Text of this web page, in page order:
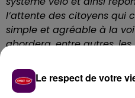
l’attente des citoyens qui
simple et agréable à la
abordera, entre autres,
la lutte contre le vol de
d’intermodalité et la mise
vélo pour toutes et tous"
Le respect de votre